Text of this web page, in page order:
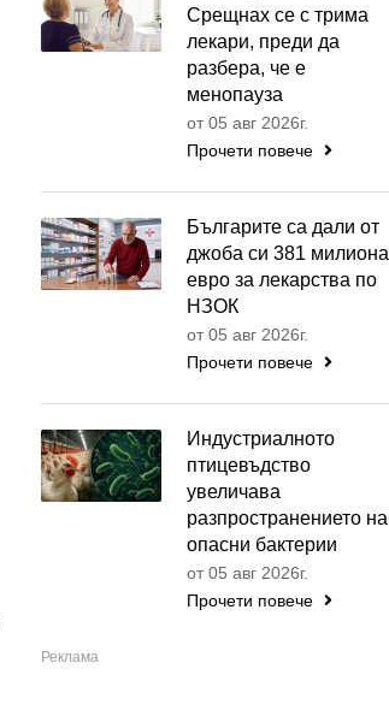
Срещнах се с трима
лекари, преди да
разбера, че е
менопауза
от 05 авг 2026г.
Прочети повече
Българите са дали от
джоба си 381 милиона
евро за лекарства по
НЗОК
от 05 авг 2026г.
Прочети повече
Индустриалното
птицевъдство
увеличава
разпространението на
опасни бактерии
от 05 авг 2026г.
Прочети повече